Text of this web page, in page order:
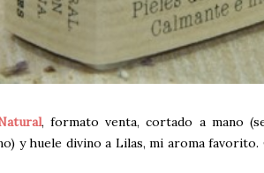
, formato venta, cortado a mano
y huele divino a Lilas, mi aroma